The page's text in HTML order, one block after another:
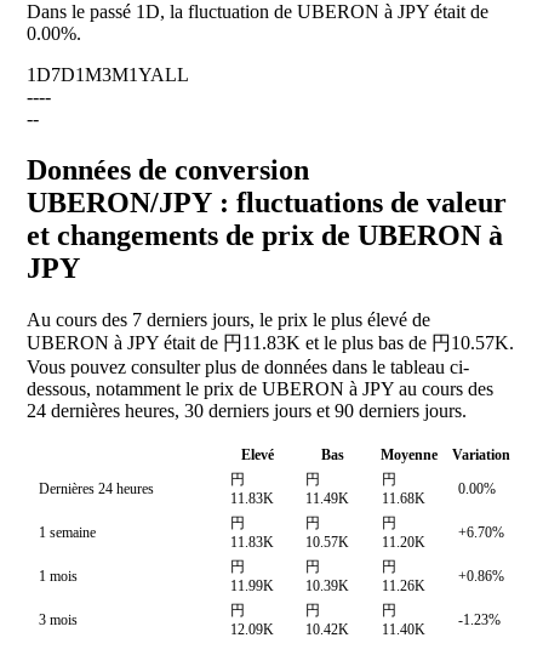
Dans le passé 1D, la fluctuation de UBERON à JPY était de
0.00%.
1D7D1M3M1YALL
----
--
Données de conversion
UBERON/JPY : fluctuations de valeur
et changements de prix de UBERON à
JPY
Au cours des 7 derniers jours, le prix le plus élevé de
UBERON à JPY était de 円11.83K et le plus bas de 円10.57K.
Vous pouvez consulter plus de données dans le tableau ci-
dessous, notamment le prix de UBERON à JPY au cours des
24 dernières heures, 30 derniers jours et 90 derniers jours.
Elevé Bas Moyenne
Variation
Dernières 24 heures
円
11.83K
円
11.49K
円
11.68K
0.00%
1 semaine
円
11.83K
円
10.57K
円
11.20K
+6.70%
1 mois
円
11.99K
円
10.39K
円
11.26K
+0.86%
3 mois
円
12.09K
円
10.42K
円
11.40K
-1.23%